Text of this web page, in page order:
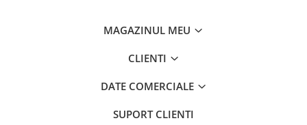
MAGAZINUL MEU
CLIENTI
DATE COMERCIALE
SUPORT CLIENTI